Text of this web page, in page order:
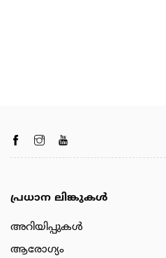
പ്രധാന ലിങ്കുകൾ
അറിയിപ്പുകള്‍
ആരോഗ്യം